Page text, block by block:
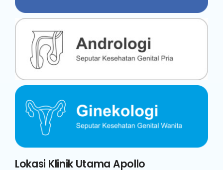
Lokasi Klinik Utama Apollo